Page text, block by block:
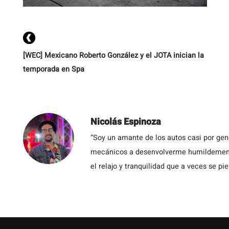
[WEC] Mexicano Roberto González y el JOTA inician la
temporada en Spa
Nicolás Espinoza
“Soy un amante de los autos casi por
mecánicos a desenvolverme
el relajo y tranquilidad que a veces se